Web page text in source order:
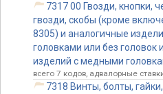
7317 00 Гвозди, кнопки,
гвозди, скобы (кроме
8305) и аналогичные
головками или без головок
изделий с медными
всего 7 кодов, адвалорные
7318 Винты, болты,